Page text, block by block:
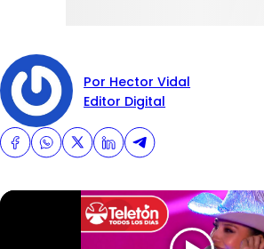
Por Hector Vidal
Editor Digital